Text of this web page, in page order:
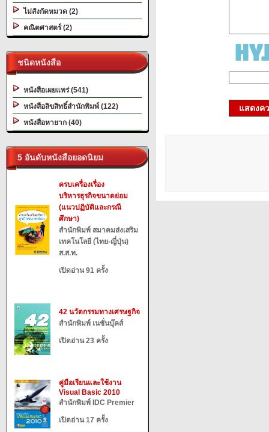
ไม่สังกัดหมวด (2)
คณิตศาสตร์ (2)
ชนิดหนังสือ
หนังสือเผยแพร่ (541)
หนังสือลิขสิทธิ์สำนักพิมพ์ (122)
หนังสือหายาก (40)
5 อันดับหนังสือยอดนิยม
ครบเครื่องเรื่อง
บริหารธุรกิจขนาดย่อม
(แนวปฏิบัติและกรณี
ศึกษา)
สำนักพิมพ์ สมาคมส่งเสริม
เทคโนโลยี (ไทย-ญี่ปุ่น)
ส.ส.ท.
เปิดอ่าน 91 ครั้ง
42 นวัตกรรมทางเศรษฐกิจ
สำนักพิมพ์ เนชั่นบุ๊คส์
เปิดอ่าน 23 ครั้ง
คู่มือเรียนและใช้งาน
Visual Basic 2010
สำนักพิมพ์ IDC Premier
เปิดอ่าน 17 ครั้ง
แสดงค